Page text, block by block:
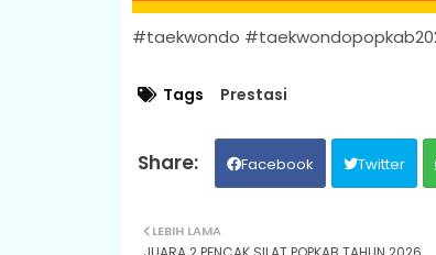
#taekwondo
Tags Prestasi
Facebook Twitter
LEBIH LAMA